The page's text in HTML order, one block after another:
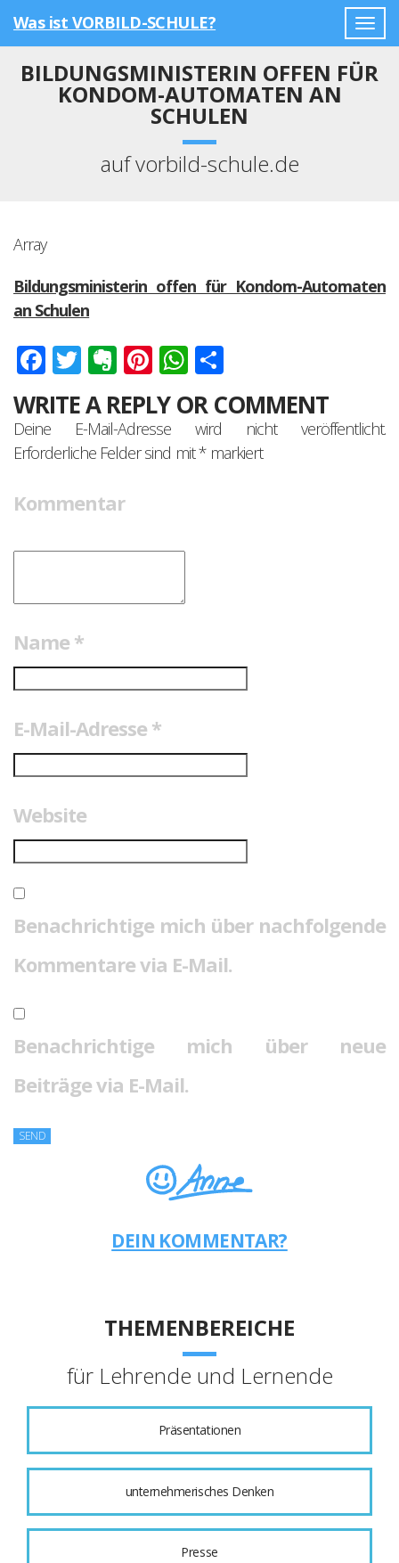
Was ist VORBILD-SCHULE?
BILDUNGSMINISTERIN OFFEN FÜR
KONDOM-AUTOMATEN AN
SCHULEN
auf vorbild-schule.de
Array
Bildungsministerin offen für Kondom-Automaten
an Schulen
Facebook
Twitter
Evernote
Pinterest
WhatsApp
WRITE A REPLY OR COMMENT
Deine E-Mail-Adresse wird nicht veröffentlicht.
Erforderliche Felder sind mit*markiert
Kommentar
Name *
E-Mail-Adresse *
Website
Benachrichtige mich über nachfolgende
Kommentare via E-Mail.
Benachrichtige mich über neue
Beiträge via E-Mail.
DEIN KOMMENTAR?
THEMENBEREICHE
für Lehrende und Lernende
Präsentationen
unternehmerisches Denken
Presse